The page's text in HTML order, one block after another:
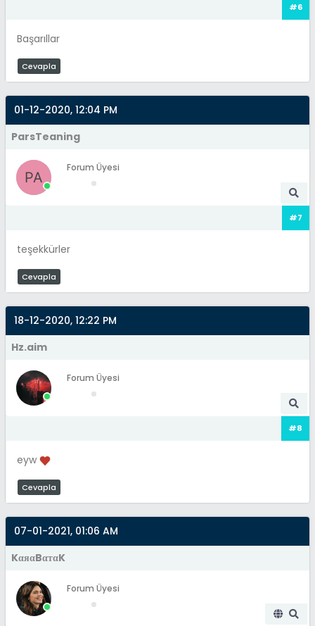
#6
Başarıllar
Cevapla
01-12-2020, 12:04 PM
ParsTeaning
Forum Üyesi
#7
teşekkürler
Cevapla
18-12-2020, 12:22 PM
Hz.aim
Forum Üyesi
#8
eyw
Cevapla
07-01-2021, 01:06 AM
KαяαBαтαK
Forum Üyesi